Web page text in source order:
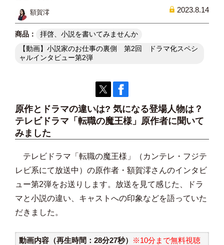
額賀澪 2023.8.14
拝啓、小説を書いてみませんか
【動画】小説家のお仕事の裏側 第2回 ドラマ化スペシ
ャルインタビュー第2弾
原作とドラマの違いは? 気になる登場人物は？
テレビドラマ「転職の魔王様」原作者に聞いて
みました
テレビドラマ「転職の魔王様」（カンテレ・フジテ
レビ系にて放送中）の原作者・額賀澪さんのインタビ
ュー第2弾をお送りします。放送を見て感じた、ドラ
マと小説の違い、キャストへの印象などを語っていた
だきました。
動画内容（再生時間：28分27秒）
※10分まで無料視聴